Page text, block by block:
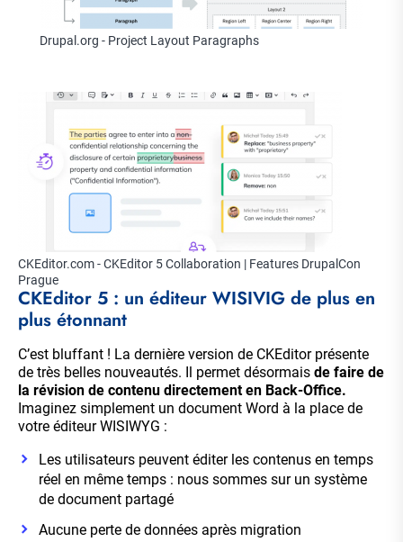
Drupal.org - Project Layout Paragraphs
CKEditor 5 : un éditeur WISIVIG de plus en
plus étonnant
C’est bluffant ! La dernière version de CKEditor présente
de très belles nouveautés. Il permet désormais de faire de
la révision de contenu directement en Back-Office.
Imaginez simplement un document Word à la place de
votre éditeur WISIWYG :
Les utilisateurs peuvent éditer les contenus en temps
réel en même temps : nous sommes sur un système
de document partagé
Aucune perte de données après migration
CKEditor.com - CKEditor 5 Collaboration | Features DrupalCon
Prague